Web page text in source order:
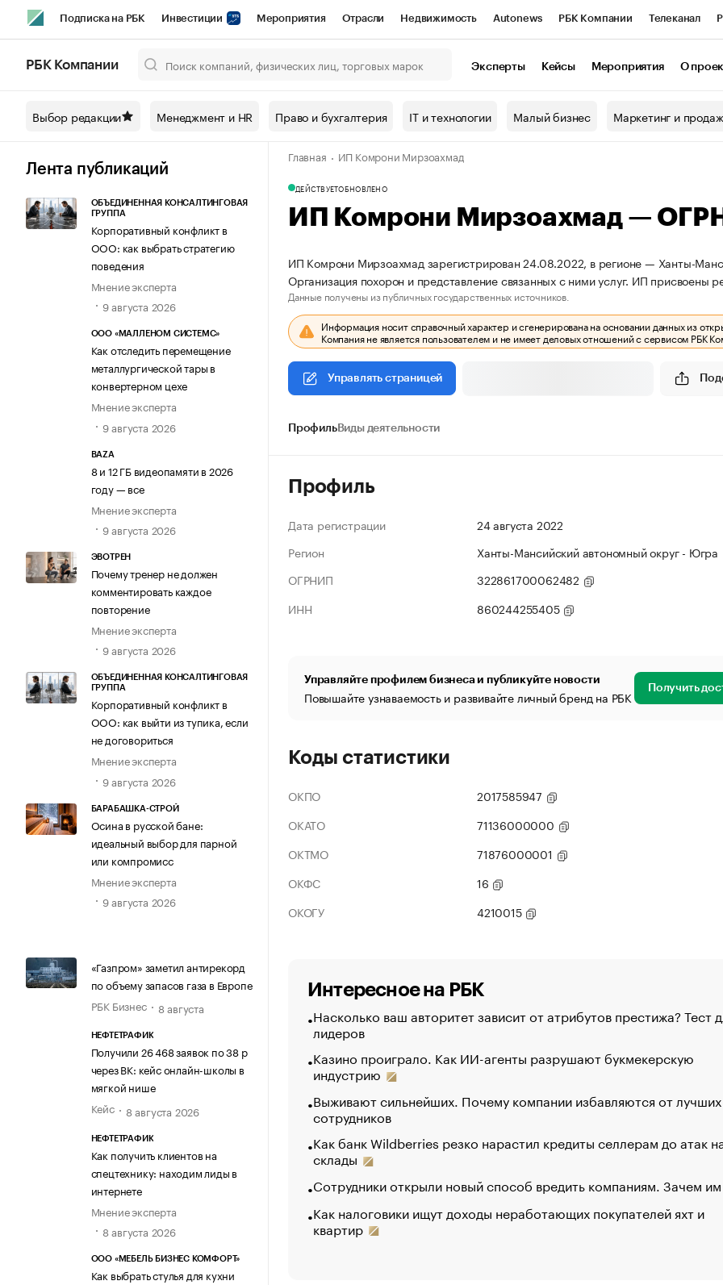
Подписка на РБК Инвестиции Мероприятия Отрасли Недвижимость Autonews РБК Компании Телеканал
Спецпроекты СПб Конференции СПб Спецпроекты Проверка контрагентов
Технологии и медиа Рынок наличной валюты
РБК Компании Эксперты Кейсы Мероприятия О
Выбор редакции Менеджмент и HR Право и бухгалтерия IT и технологии Малый бизнес Маркетинг и
Лента публикаций
ОБЪЕДИНЕННАЯ КОНСАЛТИНГОВАЯ
ГРУППА
Корпоративный конфликт в
ООО: как выбрать стратегию
поведения
Мнение эксперта
9 августа 2026
ООО «МАЛЛЕНОМ СИСТЕМС»
Как отследить перемещение
металлургической тары в
конвертерном цехе
Мнение эксперта
9 августа 2026
BAZA
8 и 12 ГБ видеопамяти в 2026
году — все
Мнение эксперта
9 августа 2026
ЭВОТРЕН
Почему тренер не должен
комментировать каждое
повторение
Мнение эксперта
9 августа 2026
ОБЪЕДИНЕННАЯ КОНСАЛТИНГОВАЯ
ГРУППА
Корпоративный конфликт в
ООО: как выйти из тупика, если
не договориться
Мнение эксперта
9 августа 2026
БАРАБАШКА-СТРОЙ
Осина в русской бане:
идеальный выбор для парной
или компромисс
Мнение эксперта
9 августа 2026
«Газпром» заметил антирекорд
по объему запасов газа в Европе
РБК Бизнес
8 августа
НЕФТЕТРАФИК
Получили 26 468 заявок по 38 р
через ВК: кейс онлайн-школы в
мягкой нише
Кейс
8 августа 2026
НЕФТЕТРАФИК
Как получить клиентов на
спецтехнику: находим лиды в
интернете
Мнение эксперта
8 августа 2026
ООО «МЕБЕЛЬ БИЗНЕС КОМФОРТ»
Как выбрать стулья для кухни
Главная ИП Комрони Мирзоахмад
ДЕЙСТВУЕТОБНОВЛЕНО
ИП Комрони Мирзоахмад —
ИП Комрони Мирзоахмад зарегистрирован 24.08.2022, в регионе — Ханты-
Организация похорон и представление связанных с ними услуг. ИП
Данные получены из публичных государственных источников.
Информация носит справочный характер и сгенерирована на основании данных из
Компания не является пользователем и не имеет деловых отношений с сервисом РБК
Управлять страницей
ПрофильВиды деятельности
Профиль
Дата регистрации
24 августа 2022
Регион
Ханты-Мансийский автономный округ - Югра
ОГРНИП
322861700062482
ИНН
860244255405
Управляйте профилем бизнеса и публикуйте новости
Повышайте узнаваемость и развивайте личный бренд на РБК Получить
Коды статистики
ОКПО
2017585947
ОКАТО
71136000000
ОКТМО
71876000001
ОКФС
16
ОКОГУ
4210015
Интересное на РБК
Насколько ваш авторитет зависит от атрибутов престижа? Тест
лидеров
Казино проиграло. Как ИИ-агенты разрушают букмекерскую
индустрию
Выживают сильнейших. Почему компании избавляются от лучших
сотрудников
Как банк Wildberries резко нарастил кредиты селлерам до атак
склады
Сотрудники открыли новый способ вредить компаниям. Зачем
Как налоговики ищут доходы неработающих покупателей яхт и
квартир